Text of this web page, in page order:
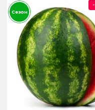
Сезон